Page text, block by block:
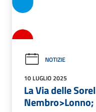
NOTIZIE
10 LUGLIO 2025
La Via delle